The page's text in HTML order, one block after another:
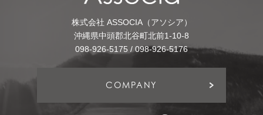
株式会社 ASSOCIA（アソシア）
沖縄県中頭郡北谷町北前1-10-8
098-926-5175 / 098-926-5176
COMPANY